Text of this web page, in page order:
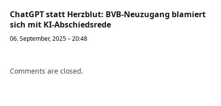
ChatGPT statt Herzblut: BVB-Neuzugang blamiert
sich mit KI-Abschiedsrede
06. September, 2025 – 20:48
Comments are closed.